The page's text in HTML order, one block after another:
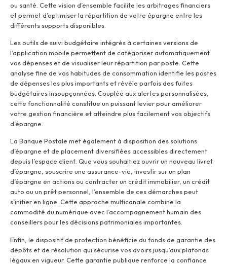
ou santé. Cette vision d’ensemble facilite les arbitrages financiers
et permet d’optimiser la répartition de votre épargne entre les
différents supports disponibles.
Les outils de suivi budgétaire intégrés à certaines versions de
l’application mobile permettent de catégoriser automatiquement
vos dépenses et de visualiser leur répartition par poste. Cette
analyse fine de vos habitudes de consommation identifie les postes
de dépenses les plus importants et révèle parfois des fuites
budgétaires insoupçonnées. Couplée aux alertes personnalisées,
cette fonctionnalité constitue un puissant levier pour améliorer
votre gestion financière et atteindre plus facilement vos objectifs
d’épargne.
La Banque Postale met également à disposition des solutions
d’épargne et de placement diversifiées accessibles directement
depuis l’espace client. Que vous souhaitiez ouvrir un nouveau livret
d’épargne, souscrire une assurance-vie, investir sur un plan
d’épargne en actions ou contracter un crédit immobilier, un crédit
auto ou un prêt personnel, l’ensemble de ces démarches peut
s’initier en ligne. Cette approche multicanale combine la
commodité du numérique avec l’accompagnement humain des
conseillers pour les décisions patrimoniales importantes.
Enfin, le dispositif de protection bénéficie du fonds de garantie des
dépôts et de résolution qui sécurise vos avoirs jusqu’aux plafonds
légaux en vigueur. Cette garantie publique renforce la confiance